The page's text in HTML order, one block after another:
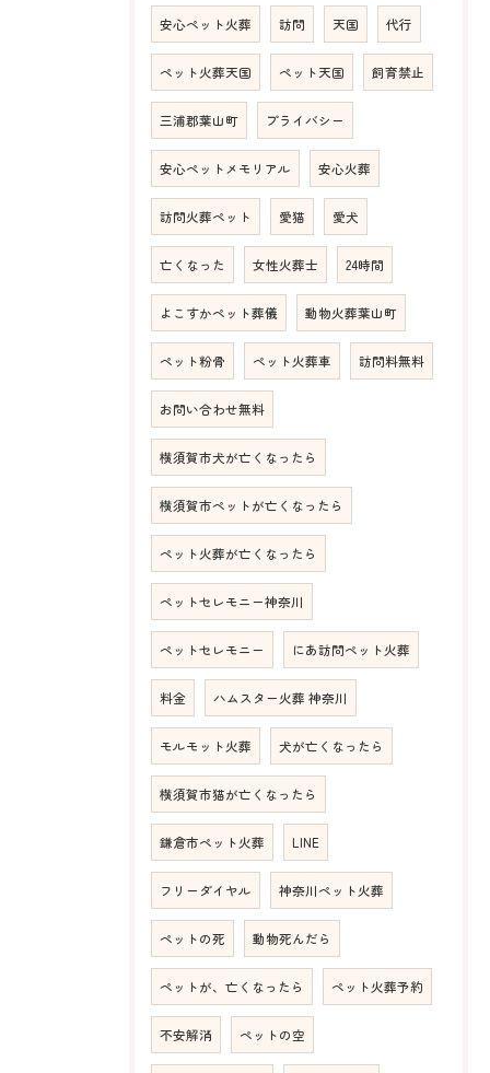
安心ペット火葬 訪問 天国 代行
ペット火葬天国 ペット天国 飼育禁止
三浦郡葉山町 プライバシー
安心ペットメモリアル 安心火葬
訪問火葬ペット 愛猫 愛犬
亡くなった 女性火葬士 24時間
よこすかペット葬儀 動物火葬葉山町
ペット粉骨 ペット火葬車 訪問料無料
お問い合わせ無料
横須賀市犬が亡くなったら
横須賀市ペットが亡くなったら
ペット火葬が亡くなったら
ペットセレモニー神奈川
ペットセレモニー にあ訪問ペット火葬
料金 ハムスター火葬 神奈川
モルモット火葬 犬が亡くなったら
横須賀市猫が亡くなったら
鎌倉市ペット火葬 LINE
フリーダイヤル 神奈川ペット火葬
ペットの死 動物死んだら
ペットが、亡くなったら ペット火葬予約
不安解消 ペットの空